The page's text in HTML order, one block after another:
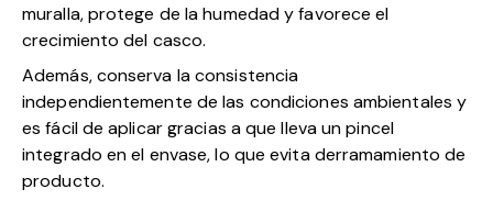
muralla, protege de la humedad y favorece el
crecimiento del casco.
Además, conserva la consistencia
independientemente de las condiciones ambientales y
es fácil de aplicar gracias a que lleva un pincel
integrado en el envase, lo que evita derramamiento de
producto.